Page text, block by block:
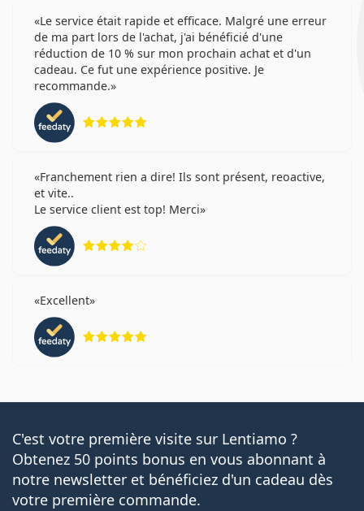
Le service était rapide et efficace. Malgré une erreur
de ma part lors de l'achat, j'ai bénéficié d'une
réduction de 10 % sur mon prochain achat et d'un
cadeau. Ce fut une expérience positive. Je
recommande.
Franchement rien a dire! Ils sont présent, reoactive,
et vite..
Le service client est top! Merci
Excellent
C'est votre première visite sur Lentiamo ?
Obtenez 50 points bonus en vous abonnant à
notre newsletter et bénéficiez d'un cadeau dès
votre première commande.